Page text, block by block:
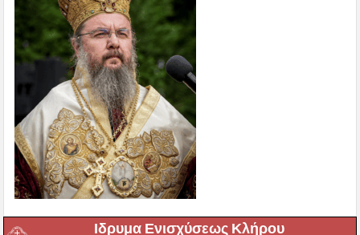
Ιδρυμα Ενισχύσεως Κλήρου